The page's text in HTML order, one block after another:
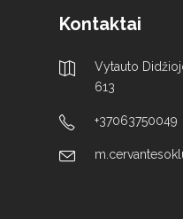
Kontaktai
Vytauto
613
+37063750049